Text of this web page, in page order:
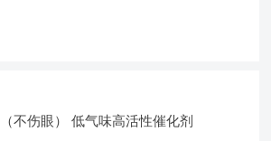
不伤眼） 低气味高活性催化剂